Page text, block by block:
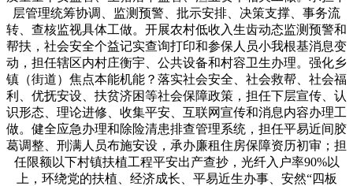
层管理统筹协调、监测预警、批示安排、决策支撑、事务流
转、查核监视具体工做。开展农村低收入生齿动态监测预警和
帮扶，社会安全个益记实查询打印和参保人员小我根基消息变
动，担任辖区内村庄衡宇、公共设备和村容卫生办理。强化乡
镇（街道）焦点本能机能？落实社会安全、社会救帮、社会福
利、优抚安设、扶贫济困等社会保障政策，担任下层宣传、认
识形态、理论进修、收集平安、互联网宣传和消息内容办理工
做。健全应急办理和除险清患排查管理系统，担任平易近间胶
葛调整、刑满人员布施安设，承办廉租住房保障资历初审；担
任限额以下村镇扶植工程平安出产查抄，光纤入户率90%以
上，环绕党的扶植、经济成长、平易近生办事、安然“四板